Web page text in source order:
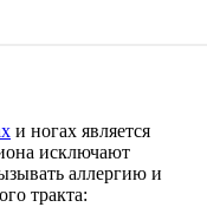
и ногах является
исключают
аллергию и
тракта: